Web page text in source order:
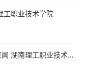
工职业技术学院
湖南理工职业技术学